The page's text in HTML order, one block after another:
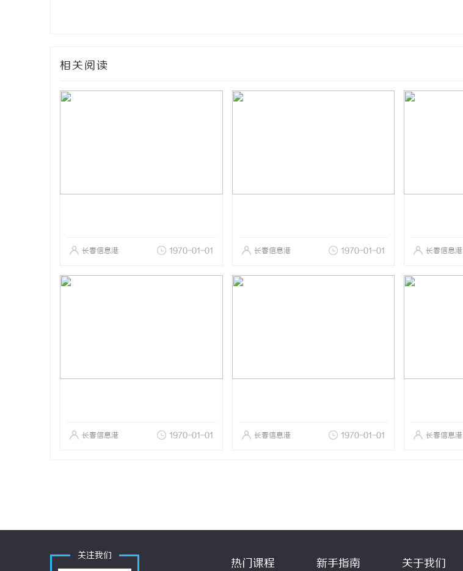
相关阅读
长春信息港 1970-01-01 长春信息港 1970-01-01 长春信息港
长春信息港 1970-01-01 长春信息港 1970-01-01 长春信息港
关注我们
热门课程 新手指南 关于我们